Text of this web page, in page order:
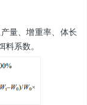
量、增重率、体长
料系数。